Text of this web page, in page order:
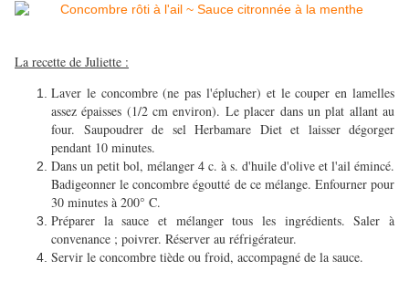
La recette de Juliette :
Laver le concombre (ne pas l'éplucher) et le couper en lamelles
assez épaisses (1/2 cm environ). Le placer dans un plat allant au
four. Saupoudrer de sel Herbamare Diet et laisser dégorger
pendant 10 minutes.
Dans un petit bol, mélanger 4 c. à s. d'huile d'olive et l'ail émincé.
Badigeonner le concombre égoutté de ce mélange. Enfourner pour
30 minutes à 200° C.
Préparer la sauce et mélanger tous les ingrédients. Saler à
convenance ; poivrer. Réserver au réfrigérateur.
Servir le concombre tiède ou froid, accompagné de la sauce.